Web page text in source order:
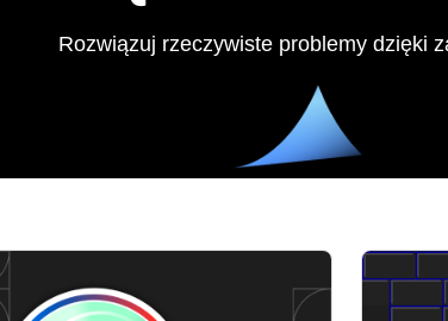
Rozwiązuj rzeczywiste problemy dzięki